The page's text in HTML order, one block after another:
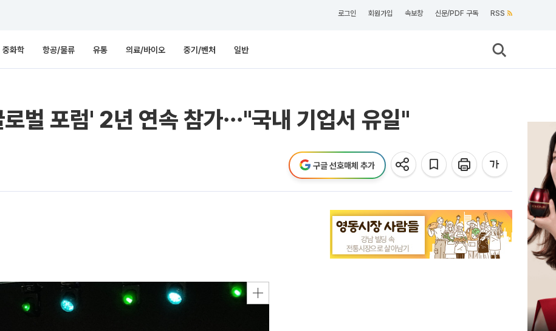
로그인 회원가입 속보창 신문/PDF 구독 RSS
중화학 항공/물류 유통 의료/바이오 중기/벤처 일반
벌 포럼' 2년 연속 참가⋯"국내 기업서 유일"
구글 선호매체 추가